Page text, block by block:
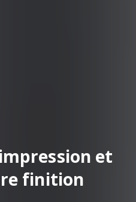
et
finition